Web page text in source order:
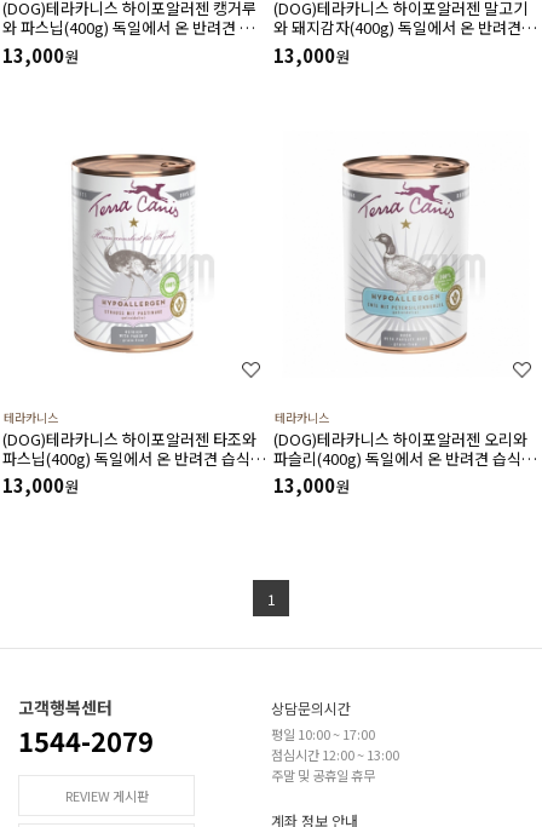
(DOG)테라카니스 하이포알러젠 캥거루
와 파스닙(400g) 독일에서 온 반려견 습식
사료
13,000원
(DOG)테라카니스 하이포알러젠 말고기
와 돼지감자(400g) 독일에서 온 반려견 습
식 사료
13,000원
테라카니스
(DOG)테라카니스 하이포알러젠 타조와
파스닙(400g) 독일에서 온 반려견 습식 사
료
13,000원
테라카니스
(DOG)테라카니스 하이포알러젠 오리와
파슬리(400g) 독일에서 온 반려견 습식 사
료
13,000원
1
고객행복센터
1544-2079
REVIEW 게시판
상담문의시간
평일 10:00 ~ 17:00
점심시간 12:00 ~ 13:00
주말 및 공휴일 휴무
계좌 정보 안내